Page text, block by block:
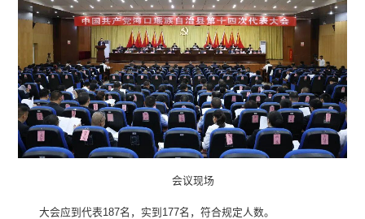
会议现场
大会应到代表187名，实到177名，符合规定人数。